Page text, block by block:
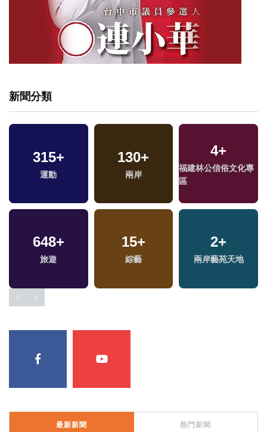
新聞分類
315+
運動
130+
兩岸
4+
福建林公信俗文化專
區
648+
旅遊
15+
綜藝
2+
兩岸藝苑天地
最新新聞 熱門新聞